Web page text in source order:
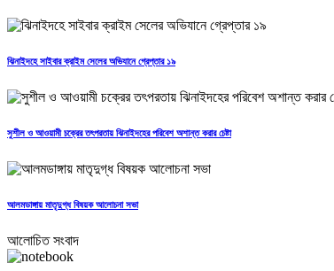
ঝিনাইদহে সাইবার ক্রাইম সেলের অভিযানে গ্রেপ্তার ১৯
সুশীল ও আওয়ামী চক্রের তৎপরতায় ঝিনাইদহের পরিবেশ অশান্ত করার চেষ্টা
আলমডাঙ্গায় মাতৃদুগ্ধ বিষয়ক আলোচনা সভা
আলোচিত সংবাদ